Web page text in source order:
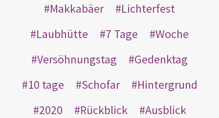
Makkabäer
Lichterfest
Laubhütte
7 Tage
Woche
Versöhnungstag
Gedenktag
10 tage
Schofar
Hintergrund
2020
Rückblick
Ausblick